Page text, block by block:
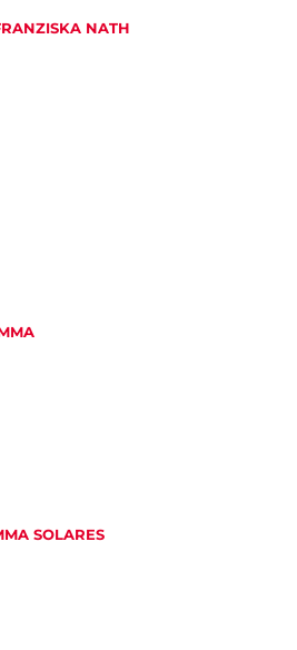
NATH
SOLARES